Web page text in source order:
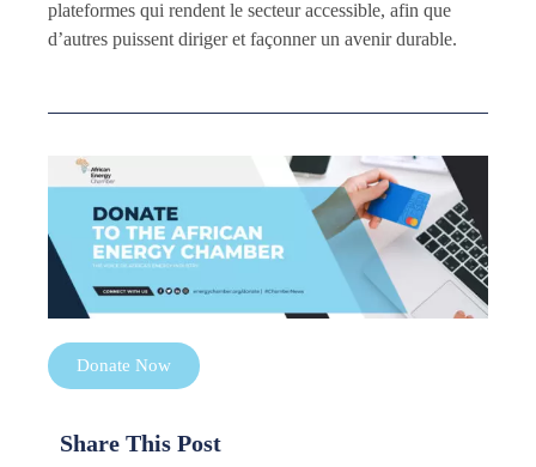
plateformes qui rendent le secteur accessible, afin que
d’autres puissent diriger et façonner un avenir durable.
Donate Now
Share This Post